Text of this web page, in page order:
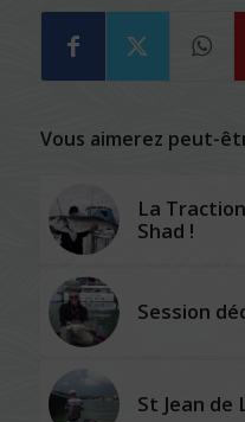
Vous aimerez peut-
La
Shad !
Session
St Jean de